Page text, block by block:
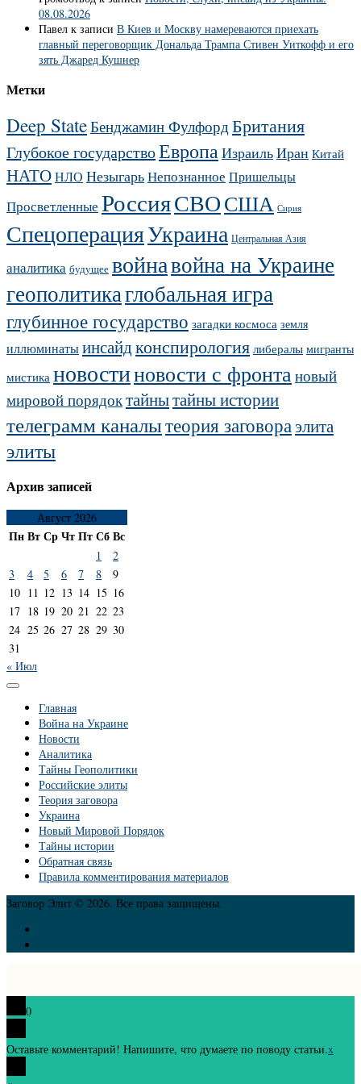
08.08.2026
Павел к записи В Киев и Москву намереваются приехать
главный переговорщик Дональда Трампа Стивен Уиткофф и его
зять Джаред Кушнер
Метки
Deep StateБенджамин Фулфорд Британия
Глубокое государствоЕвропаИзраильИран Китай
НАТОНЛО НезыгарьНепознанное Пришельцы
Просветленные РоссияСВОСША Сирия
СпецоперацияУкраина Центральная Азия
аналитика будущее войнавойна на Украине
геополитикаглобальная игра
глубинное государство загадки космоса земля
иллюминатыинсайдконспирология либералы мигранты
мистика новостиновости с фронта новый
мировой порядоктайнытайны истории
телеграмм каналытеория заговора элита
элиты
Архив записей
Август 2026
ПнВтСрЧтПтСбВс
1
2
3
4 5 6 7 8
9
10 11 12 13 14 15 16
17 18 19 20 21 22 23
24 25 26 27 28 29 30
31
« Июл
Главная
Война на Украине
Новости
Аналитика
Тайны Геополитики
Российские элиты
Теория заговора
Украина
Новый Мировой Порядок
Тайны истории
Обратная связь
Правила комментирования материалов
Заговор Элит © 2026. Все права защищены.
0
Оставьте комментарий! Напишите, что думаете по поводу статьи.x